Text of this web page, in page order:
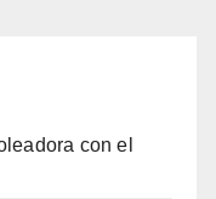
con el